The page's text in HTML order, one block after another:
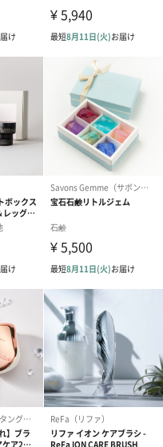
ラワー
プリザーブドフラワーを同
ます。予めご了承くださ
。
ルー）
します。
におすすめです。